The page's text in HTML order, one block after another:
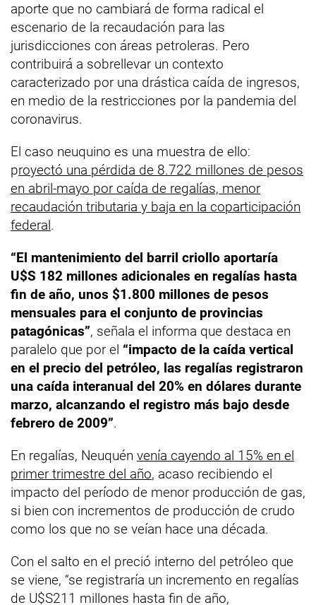
aporte que no cambiará de forma radical el
escenario de la recaudación para las
jurisdicciones con áreas petroleras. Pero
contribuirá a sobrellevar un contexto
caracterizado por una drástica caída de ingresos,
en medio de la restricciones por la pandemia del
coronavirus.
El caso neuquino es una muestra de ello:
proyectó una pérdida de 8.722 millones de pesos
en abril-mayo por caída de regalías, menor
recaudación tributaria y baja en la coparticipación
federal.
“El mantenimiento del barril criollo aportaría
U$S 182 millones adicionales en regalías hasta
fin de año, unos $1.800 millones de pesos
mensuales para el conjunto de provincias
patagónicas”, señala el informa que destaca en
paralelo que por el “impacto de la caída vertical
en el precio del petróleo, las regalías registraron
una caída interanual del 20% en dólares durante
marzo, alcanzando el registro más bajo desde
febrero de 2009”.
En regalías, Neuquén venía cayendo al 15% en el
primer trimestre del año, acaso recibiendo el
impacto del período de menor producción de gas,
si bien con incrementos de producción de crudo
como los que no se veían hace una década.
Con el salto en el preció interno del petróleo que
se viene, “se registraría un incremento en regalías
de U$S211 millones hasta fin de año,